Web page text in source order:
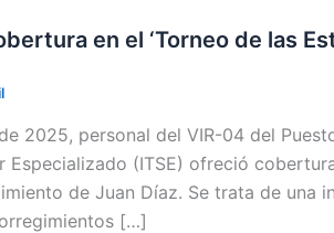
en el ‘Torneo de las
2025, personal del VIR-04 del
Especializado (ITSE) ofreció
de Juan Díaz. Se trata de una
[…]